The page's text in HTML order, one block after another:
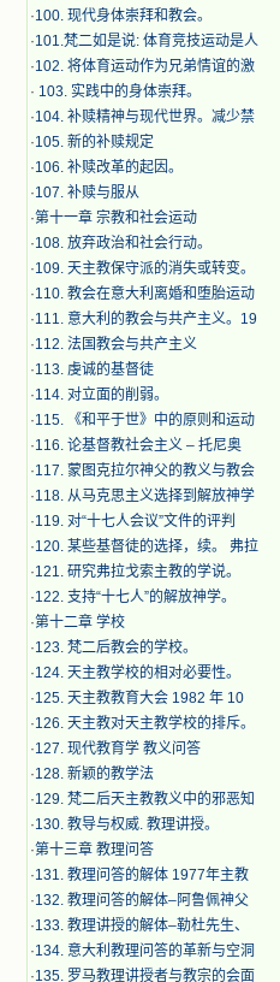
·100. 现代身体崇拜和教会。
·101.梵二如是说: 体育竞技运动是人
·102. 将体育运动作为兄弟情谊的激
· 103. 实践中的身体崇拜。
·104. 补赎精神与现代世界。减少禁
·105. 新的补赎规定
·106. 补赎改革的起因。
·107. 补赎与服从
·第十一章 宗教和社会运动
·108. 放弃政治和社会行动。
·109. 天主教保守派的消失或转变。
·110. 教会在意大利离婚和堕胎运动
·111. 意大利的教会与共产主义。19
·112. 法国教会与共产主义
·113. 虔诚的基督徒
·114. 对立面的削弱。
·115. 《和平于世》中的原则和运动
·116. 论基督教社会主义 – 托尼奥
·117. 蒙图克拉尔神父的教义与教会
·118. 从马克思主义选择到解放神学
·119. 对“十七人会议”文件的评判
·120. 某些基督徒的选择，续。 弗拉
·121. 研究弗拉戈索主教的学说。
·122. 支持“十七人”的解放神学。
·第十二章 学校
·123. 梵二后教会的学校。
·124. 天主教学校的相对必要性。
·125. 天主教教育大会 1982 年 10
·126. 天主教对天主教学校的排斥。
·127. 现代教育学 教义问答
·128. 新颖的教学法
·129. 梵二后天主教教义中的邪恶知
·130. 教导与权威. 教理讲授。
·第十三章 教理问答
·131. 教理问答的解体 1977年主教
·132. 教理问答的解体–阿鲁佩神父
·133. 教理讲授的解体–勒杜先生、
·134. 意大利教理问答的革新与空洞
·135. 罗马教理讲授者与教宗的会面